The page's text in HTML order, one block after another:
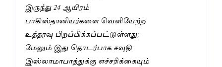
இருந்து 24 ஆயிரம்
பாகிஸ்தானியர்களை வெளியேற்ற
உத்தரவு பிறப்பிக்கப்பட்டுள்ளது;
மேலும் இது தொடர்பாக சவுதி
இஸ்லாமாபாத்துக்கு எச்சரிக்கையும்